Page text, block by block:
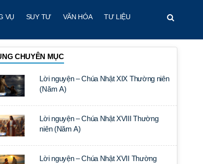
VỤ SUY TƯ VĂN HÓA TƯ LIỆU
CHUYÊN MỤC
Lời nguyện – Chúa Nhật XIX Thường niên
(Năm A)
Lời nguyện – Chúa Nhật XVIII Thường
niên (Năm A)
Lời nguyện – Chúa Nhật XVII Thường